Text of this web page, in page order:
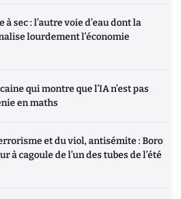
à sec : l’autre voie d’eau dont la
lourdement l’économie
qui montre que l’IA n’est pas
en maths
et du viol, antisémite : Boro
à cagoule de l’un des tubes de l’été